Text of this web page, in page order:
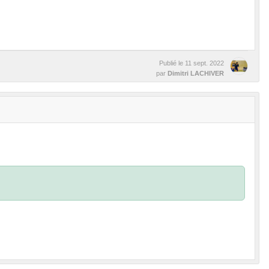
Publié le 11 sept. 2022
par Dimitri LACHIVER